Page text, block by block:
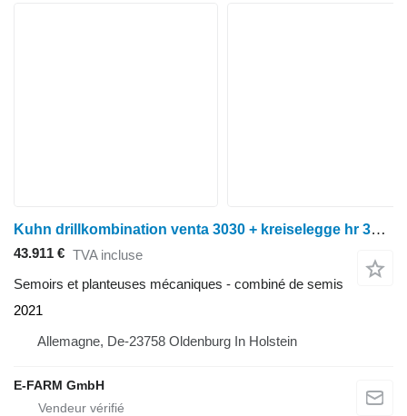
Kuhn drillkombination venta 3030 + kreiselegge hr 3030
43.911 € TVA incluse
Semoirs et planteuses mécaniques - combiné de semis
2021
Allemagne, De-23758 Oldenburg In Holstein
E-FARM GmbH